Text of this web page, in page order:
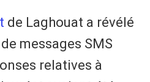
de Laghouat a révélé
messages SMS
relatives à